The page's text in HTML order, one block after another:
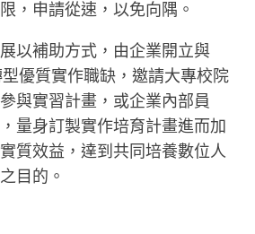
，申請從速，以免向隅。
以補助方式，由企業開立與
優質實作職缺，邀請大專校院
與實習計畫，或企業內部員
量身訂製實作培育計畫進而加
質效益，達到共同培養數位人
目的。